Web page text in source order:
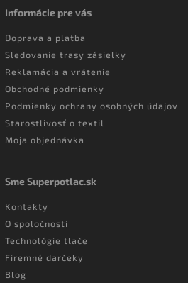
Informácie pre vás
Doprava a platba
Sledovanie trasy zásielky
Reklamácia a vrátenie
Obchodné podmienky
Podmienky ochrany osobných údajov
Starostlivosť o textil
Moja objednávka
Sme Superpotlac.sk
Kontakty
O spoločnosti
Technológie tlače
Firemné darčeky
Blog